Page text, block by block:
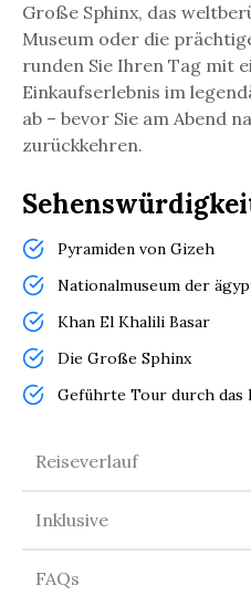
Reiseverlauf
Inklusive
FAQs
Große Sphinx, das
Museum oder die
runden Sie Ihren Tag mit
Einkaufserlebnis im
ab – bevor Sie am Abend
zurückkehren.
Pyramiden von Gizeh
Nationalmuseum der
Khan El Khalili Basar
Die Große Sphinx
Geführte Tour durch